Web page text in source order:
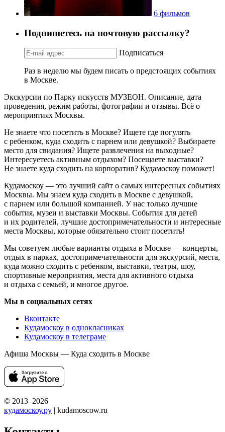
6 фильмов
Подпишетесь на почтовую рассылку?
Подписаться
Раз в неделю мы будем писать о предстоящих событиях
в Москве.
Экскурсии по Парку искусств МУЗЕОН. Описание, дата
проведения, режим работы, фотографии и отзывы. Всё о
мероприятиях Москвы.
Не знаете что посетить в Москве? Ищете где погулять
с ребенком, куда сходить с парнем или девушкой? Выбираете
место для свидания? Ищете развлечения на выходные?
Интересуетесь активным отдыхом? Посещаете выставки?
Не знаете куда сходить на корпоратив? Кудамоскоу поможет!
Кудамоскоу — это лучший сайт о самых интересных событиях
Москвы. Мы знаем куда сходить в Москве с девушкой,
с парнем или большой компанией. У нас только лучшие
события, музеи и выставки Москвы. События для детей
и их родителей, лучшие достопримечательности и интересные
места Москвы, которые обязательно стоит посетить!
Мы советуем любые варианты отдыха в Москве — концерты,
отдых в парках, достопримечательности для экскурсий, места,
куда можно сходить с ребенком, выставки, театры, шоу,
спортивные мероприятия, места для активного отдыха
и отдыха с семьей, и многое другое.
Мы в социальных сетях
Вконтакте
Кудамоскоу в однокласниках
Кудамоскоу в телеграме
Афиша Москвы — Куда сходить в Москве
© 2013–2026
кудамоскоу.ру | kudamoscow.ru